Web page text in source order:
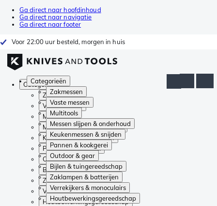
Ga direct naar hoofdinhoud
Ga direct naar navigatie
Ga direct naar footer
Voor 22:00 uur besteld, morgen in huis
Categorieën
Zakmessen
Vaste messen
Multitools
Messen slijpen & onderhoud
Keukenmessen & snijden
Pannen & kookgerei
Outdoor & gear
Bijlen & tuingereedschap
Zaklampen & batterijen
Verrekijkers & monoculairs
Houtbewerkingsgereedschap
Categorieën
Zakmessen
Vaste messen
Multitools
Messen slijpen & onderhoud
Keukenmessen & snijden
Pannen & kookgerei
Outdoor & gear
Bijlen & tuingereedschap
Zaklampen & batterijen
Verrekijkers & monoculairs
Houtbewerkingsgereedschap